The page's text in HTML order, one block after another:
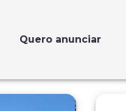
Quero anunciar